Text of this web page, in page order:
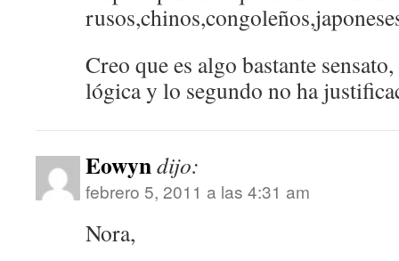
Creo que es algo bastante
lógica y lo segundo no ha
Eowyndijo:
febrero 5, 2011 a las 4:31 am
Nora,